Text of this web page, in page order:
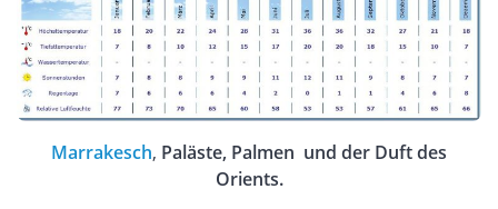
Marrakesch, Paläste, Palmen und der Duft des
Orients.